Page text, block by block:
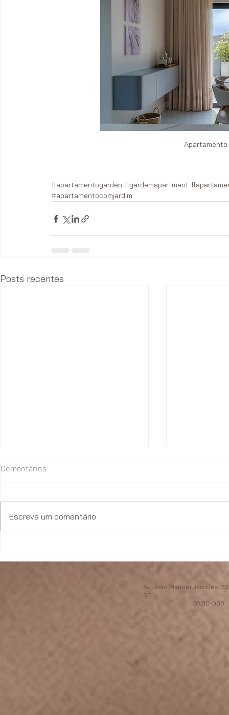
Apartamento
#apartamentogarden #gardemapartment
#apartamentocomjardim
Posts recentes
Comentários
Escreva um comentário
Av. João Manoel Jacques,
SC
88210-000